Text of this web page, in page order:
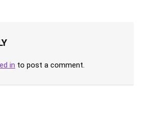
in to post a comment.